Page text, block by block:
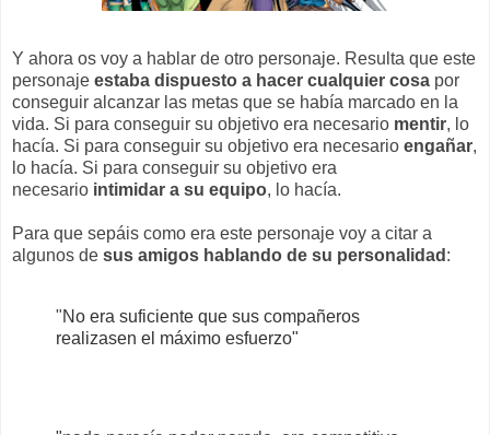
Y ahora os voy a hablar de otro personaje. Resulta que este
personaje estaba dispuesto a hacer cualquier cosa por
conseguir alcanzar las metas que se había marcado en la
vida. Si para conseguir su objetivo era necesario mentir, lo
hacía. Si para conseguir su objetivo era necesario engañar,
lo hacía. Si para conseguir su objetivo era
necesario intimidar a su equipo, lo hacía.
Para que sepáis como era este personaje voy a citar a
algunos de sus amigos hablando de su personalidad :
"No era suficiente que sus compañeros
realizasen el máximo esfuerzo"